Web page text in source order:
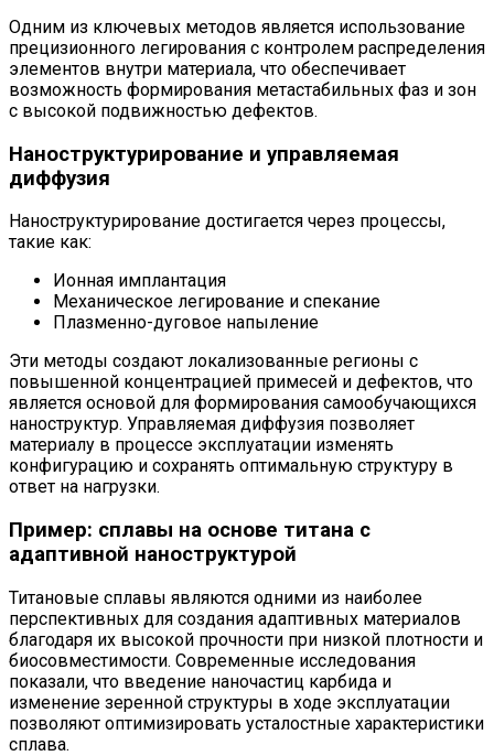
Одним из ключевых методов является использование
прецизионного легирования с контролем распределения
элементов внутри материала, что обеспечивает
возможность формирования метастабильных фаз и зон
с высокой подвижностью дефектов.
Наноструктурирование и управляемая
диффузия
Наноструктурирование достигается через процессы,
такие как:
Ионная имплантация
Механическое легирование и спекание
Плазменно-дуговое напыление
Эти методы создают локализованные регионы с
повышенной концентрацией примесей и дефектов, что
является основой для формирования самообучающихся
наноструктур. Управляемая диффузия позволяет
материалу в процессе эксплуатации изменять
конфигурацию и сохранять оптимальную структуру в
ответ на нагрузки.
Пример: сплавы на основе титана с
адаптивной наноструктурой
Титановые сплавы являются одними из наиболее
перспективных для создания адаптивных материалов
благодаря их высокой прочности при низкой плотности и
биосовместимости. Современные исследования
показали, что введение наночастиц карбида и
изменение зеренной структуры в ходе эксплуатации
позволяют оптимизировать усталостные характеристики
сплава.